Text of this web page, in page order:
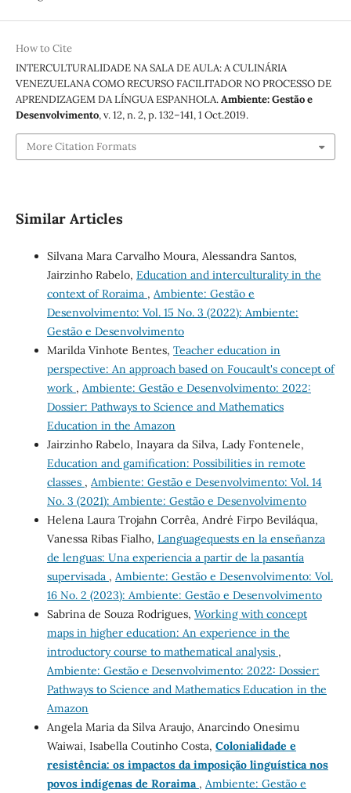
How to Cite
INTERCULTURALIDADE NA SALA DE AULA: A CULINÁRIA
VENEZUELANA COMO RECURSO FACILITADOR NO PROCESSO DE
APRENDIZAGEM DA LÍNGUA ESPANHOLA.Ambiente: Gestão e
Desenvolvimento, v. 12, n. 2, p. 132–141, 1 Oct.2019.
More Citation Formats
Similar Articles
Silvana Mara Carvalho Moura, Alessandra Santos,
Jairzinho Rabelo, Education and interculturality in the
context of Roraima , Ambiente: Gestão e
Desenvolvimento: Vol. 15 No. 3 (2022): Ambiente:
Gestão e Desenvolvimento
Marilda Vinhote Bentes, Teacher education in
perspective: An approach based on Foucault's concept of
work , Ambiente: Gestão e Desenvolvimento: 2022:
Dossier: Pathways to Science and Mathematics
Education in the Amazon
Jairzinho Rabelo, Inayara da Silva, Lady Fontenele,
Education and gamification: Possibilities in remote
classes , Ambiente: Gestão e Desenvolvimento: Vol. 14
No. 3 (2021): Ambiente: Gestão e Desenvolvimento
Helena Laura Trojahn Corrêa, André Firpo Beviláqua,
Vanessa Ribas Fialho, Languagequests en la enseñanza
de lenguas: Una experiencia a partir de la pasantía
supervisada , Ambiente: Gestão e Desenvolvimento: Vol.
16 No. 2 (2023): Ambiente: Gestão e Desenvolvimento
Sabrina de Souza Rodrigues, Working with concept
maps in higher education: An experience in the
introductory course to mathematical analysis ,
Ambiente: Gestão e Desenvolvimento: 2022: Dossier:
Pathways to Science and Mathematics Education in the
Amazon
Angela Maria da Silva Araujo, Anarcindo Onesimu
Waiwai, Isabella Coutinho Costa, Colonialidade e
resistência: os impactos da imposição linguística nos
povos indígenas de Roraima , Ambiente: Gestão e